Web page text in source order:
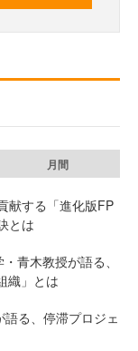
月間
献する「進化版FP
とは
青木教授が語る、
織」とは
語る、停滞プロジェ